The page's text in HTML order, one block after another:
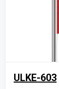
ULKE-603